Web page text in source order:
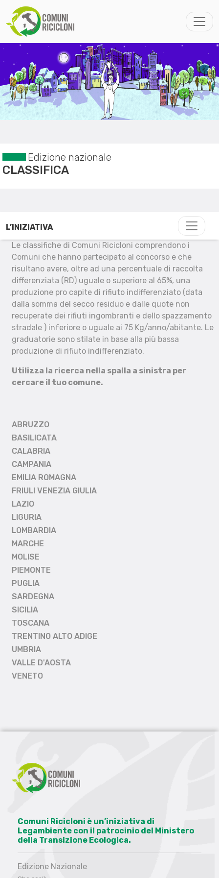
Edizione nazionale
CLASSIFICA
L’INIZIATIVA
Le classifiche di Comuni Ricicloni comprendono i
Comuni che hanno partecipato al concorso e che
risultano avere, oltre ad una percentuale di raccolta
differenziata (RD) uguale o superiore al 65%, una
produzione pro capite di rifiuto indifferenziato (data
dalla somma del secco residuo e dalle quote non
recuperate dei rifiuti ingombranti e dello spazzamento
stradale ) inferiore o uguale ai 75 Kg/anno/abitante. Le
graduatorie sono stilate in base alla più bassa
produzione di rifiuto indifferenziato.
Utilizza la ricerca nella spalla a sinistra per
cercare il tuo comune.
ABRUZZO
BASILICATA
CALABRIA
CAMPANIA
EMILIA ROMAGNA
FRIULI VENEZIA GIULIA
LAZIO
LIGURIA
LOMBARDIA
MARCHE
MOLISE
PIEMONTE
PUGLIA
SARDEGNA
SICILIA
TOSCANA
TRENTINO ALTO ADIGE
UMBRIA
VALLE D'AOSTA
VENETO
Comuni Ricicloni è un’iniziativa di
Legambiente con il patrocinio del Ministero
della Transizione Ecologica.
Edizione Nazionale